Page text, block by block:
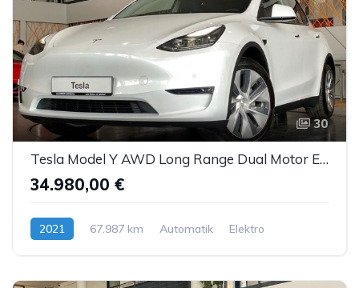
30
Tesla Model Y AWD Long Range Dual Motor Enh.Autopilot
34.980,00 €
2021 67.987 km Automatik Elektro